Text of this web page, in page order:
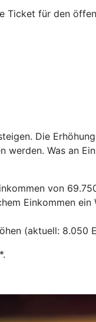
für den
Die
Was an
von
Einkommen ein
(aktuell: 8.050
*.